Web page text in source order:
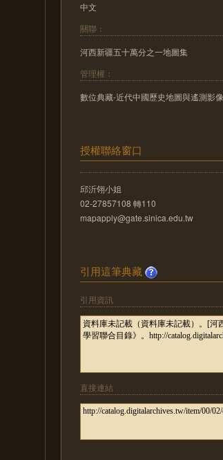
中文
關聯：
河西新疆五十萬分之一地圖集
管理權：
數位典藏-近代中國歷史地圖與遙測影
授權聯絡窗口
邱沂翎小姐
02-27857108 轉110
mapapply@gate.sinica.edu.tw
引用這筆典藏
引用資訊
直接連結